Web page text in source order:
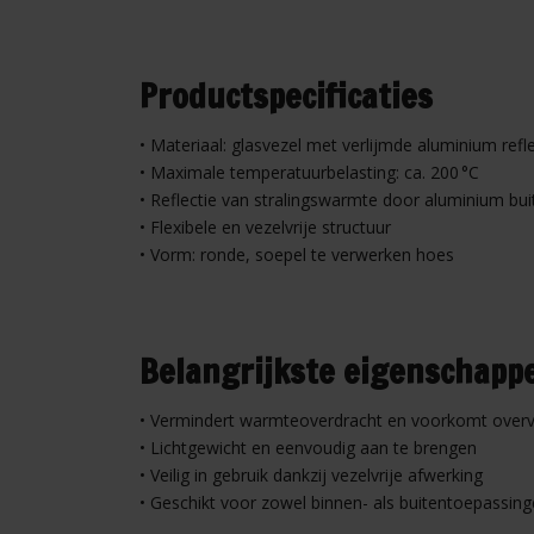
Productspecificaties
• Materiaal: glasvezel met verlijmde aluminium
• Maximale temperatuurbelasting: ca. 200 °C
• Reflectie van stralingswarmte door aluminium
• Flexibele en vezelvrije structuur
• Vorm: ronde, soepel te verwerken hoes
Belangrijkste
• Vermindert warmteoverdracht en voorkomt
• Lichtgewicht en eenvoudig aan te brengen
• Veilig in gebruik dankzij vezelvrije afwerking
• Geschikt voor zowel binnen- als